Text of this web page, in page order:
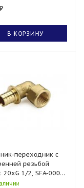
В КОРЗИНУ
переходник с
резьбой
1/2, SFA-0006-